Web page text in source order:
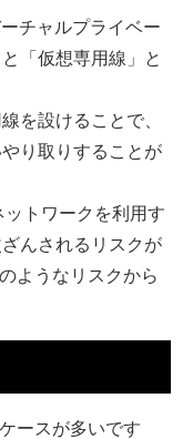
チャルプライベー
「仮想専用線」と
を設けることで、
り取りすることが
トワークを利用す
んされるリスクが
ようなリスクから
ースが多いです